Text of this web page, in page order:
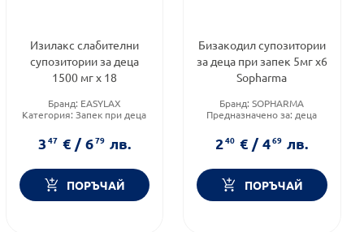
Изилакс слабителни
супозитории за деца
1500 мг х 18
Бранд: EASYLAX
Категория:Запек при деца
супозитории
347 € / 679 лв.
ПОРЪЧАЙ
Бизакодил супозитории
за деца при запек 5мг x6
Sopharma
Бранд:SOPHARMA
Предназначено за: деца
240 € / 469 лв.
ПОРЪЧАЙ